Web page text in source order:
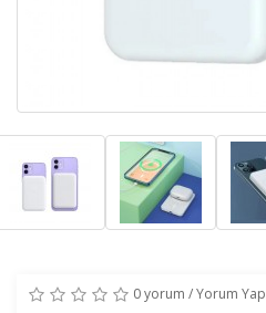
0 yorum /Yorum Yap